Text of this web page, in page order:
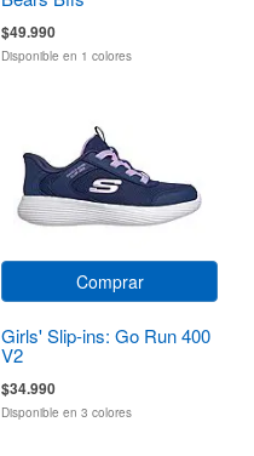
$49.990
Disponible en 1 colores
Comprar
Girls' Slip-ins: Go Run 400
V2
$34.990
Disponible en 3 colores